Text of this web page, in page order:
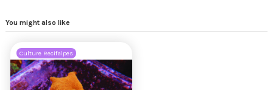
You might also like
Culture Recifalpes